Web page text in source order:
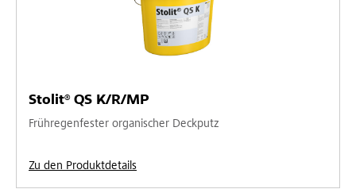
Stolit® QS K/R/MP
Frühregenfester organischer Deckputz
Zu den Produktdetails